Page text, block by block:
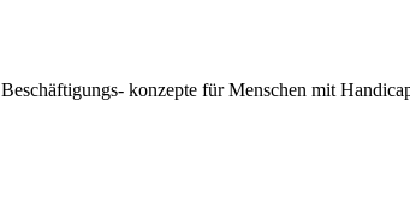
konzepte für Menschen mit